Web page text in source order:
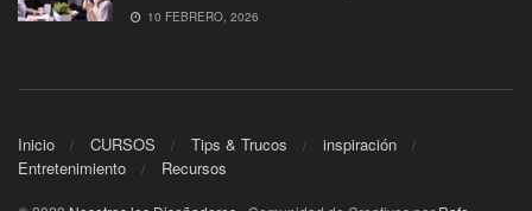
10 FEBRERO, 2026
Inicio CURSOS Tips & Trucos
inspiración
Entretenimiento
Recursos